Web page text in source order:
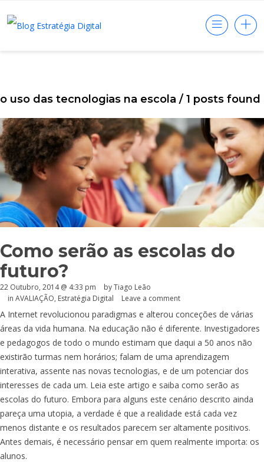
o uso das tecnologias na escola / 1 posts found
Como serão as escolas do
futuro?
22 Outubro, 2014 @ 4:33 pm
by Tiago Leão
in AVALIAÇÃO, Estratégia Digital Leave a comment
A Internet revolucionou paradigmas e alterou conceções de várias
áreas da vida humana. Na educação não é diferente. Investigadores
e pedagogos de todo o mundo estimam que daqui a 50 anos não
existirão turmas nem horários; falam de uma aprendizagem
interativa, assente nas novas tecnologias, e de um potenciar dos
interesses de cada um. Leia este artigo e saiba como serão as
escolas do futuro. Embora para alguns este cenário descrito ainda
pareça uma utopia, a verdade é que a realidade está cada vez
menos distante e os resultados parecem ser altamente positivos.
Antes demais, é necessário pensar em quem realmente importa: os
alunos.